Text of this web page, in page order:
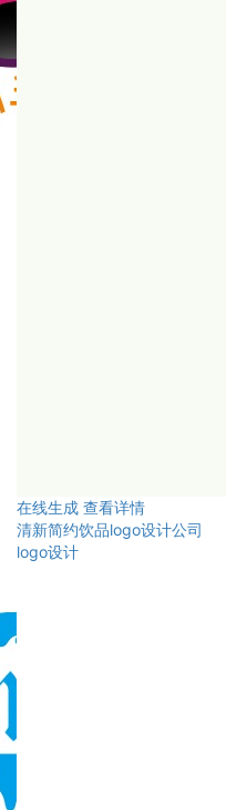
在线生成 查看详情
清新简约饮品logo设计公司
logo设计